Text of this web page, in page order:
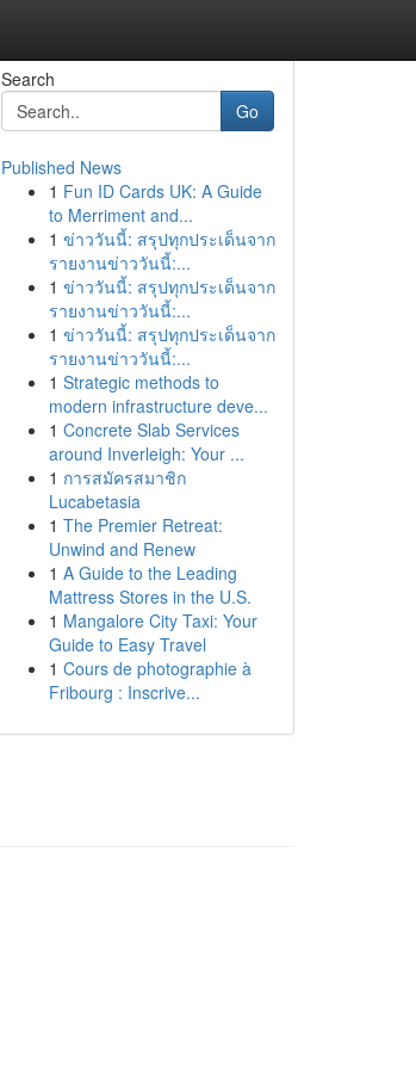
Search
Go
Published News
1 Fun ID Cards UK: A Guide
to Merriment and...
1 ข่าววันนี้: สรุปทุกประเด็นจาก
รายงานข่าววันนี้:...
1 ข่าววันนี้: สรุปทุกประเด็นจาก
รายงานข่าววันนี้:...
1 ข่าววันนี้: สรุปทุกประเด็นจาก
รายงานข่าววันนี้:...
1 Strategic methods to
modern infrastructure deve...
1 Concrete Slab Services
around Inverleigh: Your ...
1 การสมัครสมาชิก
Lucabetasia
1 The Premier Retreat:
Unwind and Renew
1 A Guide to the Leading
Mattress Stores in the U.S.
1 Mangalore City Taxi: Your
Guide to Easy Travel
1 Cours de photographie à
Fribourg : Inscrive...